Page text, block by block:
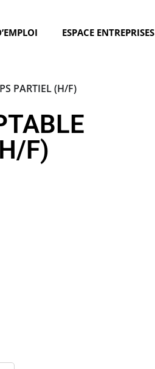
ESPACE ENTREPRISES
PARTIEL (H/F)
F)